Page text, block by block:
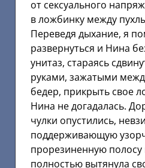
от сексуального
в ложбинку между
Переведя дыхание, я
развернуться и Нина
унитаз, стараясь
руками, зажатыми
бедер, прикрыть свое
Нина не догадалась.
чулки опустились,
поддерживающую
прорезиненную полосу
полностью вытянула